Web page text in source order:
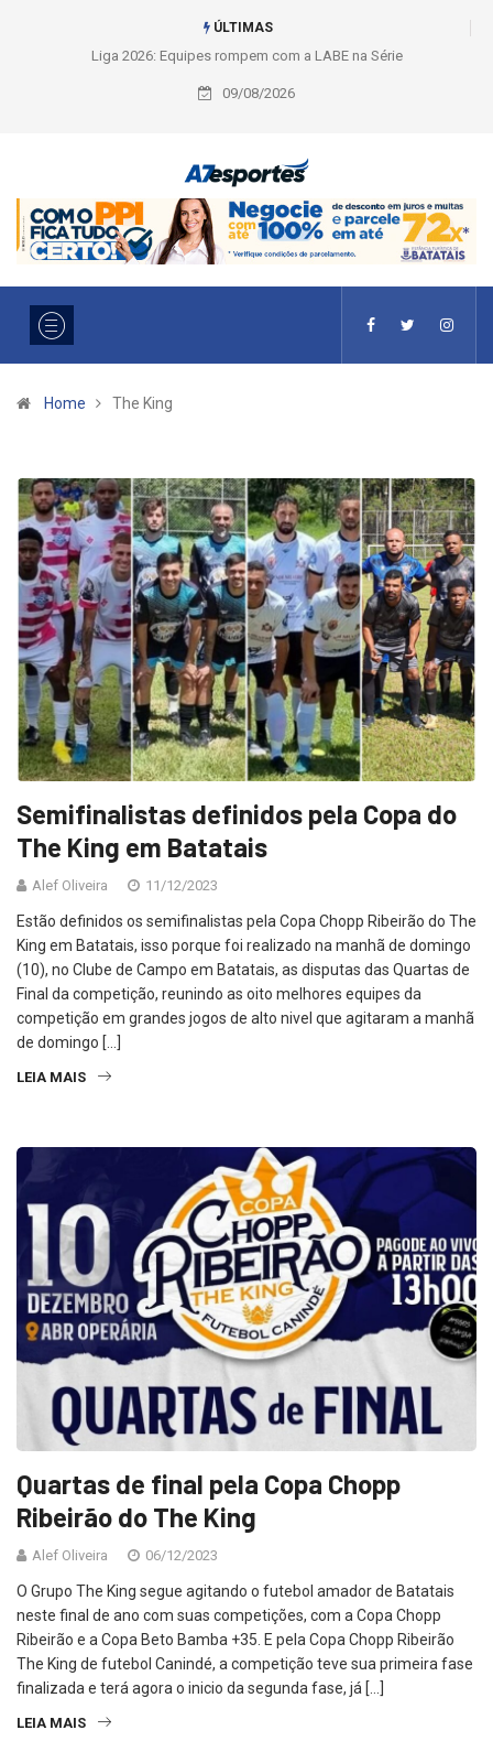
ÚLTIMAS
Liga 2026: Equipes rompem com a LABE na Série Ouro e entidade define
a 2° fase, times e formato
09/08/2026
Home The King
Semifinalistas definidos pela Copa do
The King em Batatais
Alef Oliveira 11/12/2023
Estão definidos os semifinalistas pela Copa Chopp Ribeirão do The
King em Batatais, isso porque foi realizado na manhã de domingo
(10), no Clube de Campo em Batatais, as disputas das Quartas de
Final da competição, reunindo as oito melhores equipes da
competição em grandes jogos de alto nivel que agitaram a manhã
de domingo […]
LEIA MAIS
Quartas de final pela Copa Chopp
Ribeirão do The King
Alef Oliveira 06/12/2023
O Grupo The King segue agitando o futebol amador de Batatais
neste final de ano com suas competições, com a Copa Chopp
Ribeirão e a Copa Beto Bamba +35. E pela Copa Chopp Ribeirão
The King de futebol Canindé, a competição teve sua primeira fase
finalizada e terá agora o inicio da segunda fase, já […]
LEIA MAIS